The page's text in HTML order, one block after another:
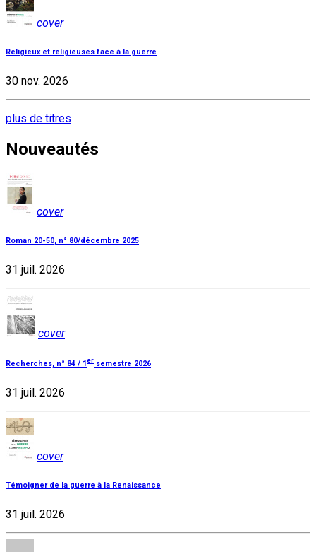
cover
Religieux et religieuses face à la guerre
30 nov. 2026
plus de titres
Nouveautés
cover
Roman 20-50, n° 80/décembre 2025
31 juil. 2026
cover
Recherches, n° 84 / 1 er semestre 2026
31 juil. 2026
cover
Témoigner de la guerre à la Renaissance
31 juil. 2026